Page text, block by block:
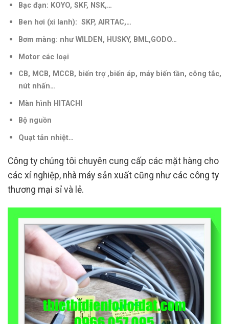
Bạc đạn: KOYO, SKF, NSK,…
Ben hơi (xi lanh): SKP, AIRTAC,…
Bơm màng: như WILDEN, HUSKY, BML,GODO…
Motor các loại
CB, MCB, MCCB, biến trợ ,biến áp, máy biến tần, công tắc,
nút nhấn…
Màn hình HITACHI
Bộ nguồn
Quạt tản nhiệt…
Công ty chúng tôi chuyên cung cấp các mặt hàng cho
các xí nghiệp, nhà máy sản xuất cũng như các công ty
thương mại sỉ và lẻ.